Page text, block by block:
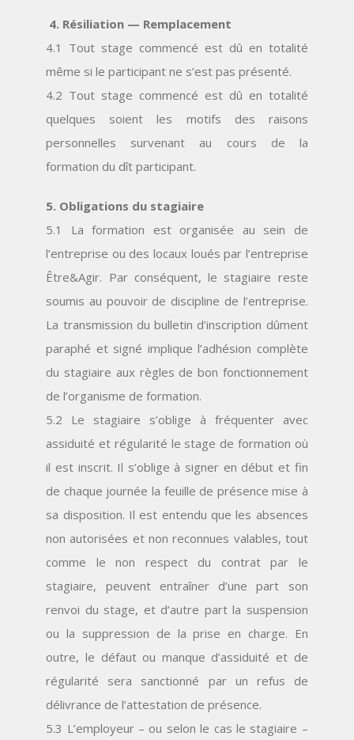
4. Résiliation — Remplacement
4.1 Tout stage commencé est dû en totalité
même si le participant ne s’est pas présenté.
4.2 Tout stage commencé est dû en totalité
quelques soient les motifs des raisons
personnelles survenant au cours de la
formation du dît participant.
5. Obligations du stagiaire
5.1 La formation est organisée au sein de
l’entreprise ou des locaux loués par l’entreprise
Être&Agir. Par conséquent, le stagiaire reste
soumis au pouvoir de discipline de l’entreprise.
La transmission du bulletin d’inscription dûment
paraphé et signé implique l’adhésion complète
du stagiaire aux règles de bon fonctionnement
de l’organisme de formation.
5.2 Le stagiaire s’oblige à fréquenter avec
assiduité et régularité le stage de formation où
il est inscrit. Il s’oblige à signer en début et fin
de chaque journée la feuille de présence mise à
sa disposition. Il est entendu que les absences
non autorisées et non reconnues valables, tout
comme le non respect du contrat par le
stagiaire, peuvent entraîner d’une part son
renvoi du stage, et d’autre part la suspension
ou la suppression de la prise en charge. En
outre, le défaut ou manque d’assiduité et de
régularité sera sanctionné par un refus de
délivrance de l’attestation de présence.
5.3 L’employeur – ou selon le cas le stagiaire –